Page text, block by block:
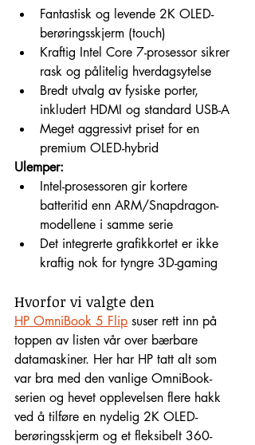
Fantastisk og levende 2K OLED-
berøringsskjerm (touch)
Kraftig Intel Core 7-prosessor sikrer
rask og pålitelig hverdagsytelse
Bredt utvalg av fysiske porter,
inkludert HDMI og standard USB-A
Meget aggressivt priset for en
premium OLED-hybrid
Ulemper:
Intel-prosessoren gir kortere
batteritid enn ARM/Snapdragon-
modellene i samme serie
Det integrerte grafikkortet er ikke
kraftig nok for tyngre 3D-gaming
Hvorfor vi valgte den
HP OmniBook 5 Flip suser rett inn på
toppen av listen vår over bærbare
datamaskiner. Her har HP tatt alt som
var bra med den vanlige OmniBook-
serien og hevet opplevelsen flere hakk
ved å tilføre en nydelig 2K OLED-
berøringsskjerm og et fleksibelt 360-